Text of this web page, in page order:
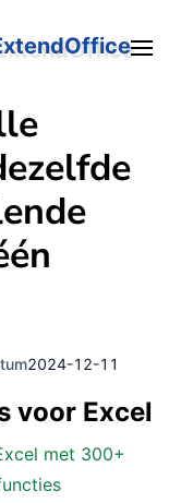
2024-12-11
voor Excel
met 300+